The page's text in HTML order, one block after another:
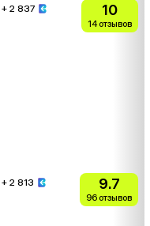
+ 2 837 10
14 отзывов
+ 2 813 9.7
96 отзывов